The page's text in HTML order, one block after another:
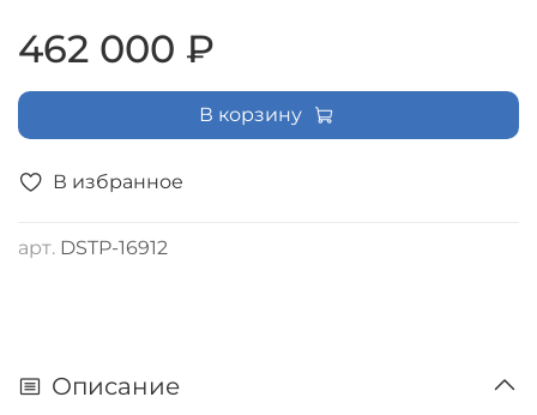
В избранное
арт. DSTP-16912
462 000 ₽
В корзину
Описание